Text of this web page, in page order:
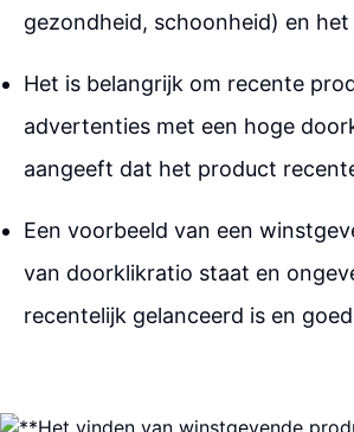
gezondheid, schoonheid) en
Het is belangrijk om recente
advertenties met een hoge
aangeeft dat het product
Een voorbeeld van een
van doorklikratio staat en
recentelijk gelanceerd is en